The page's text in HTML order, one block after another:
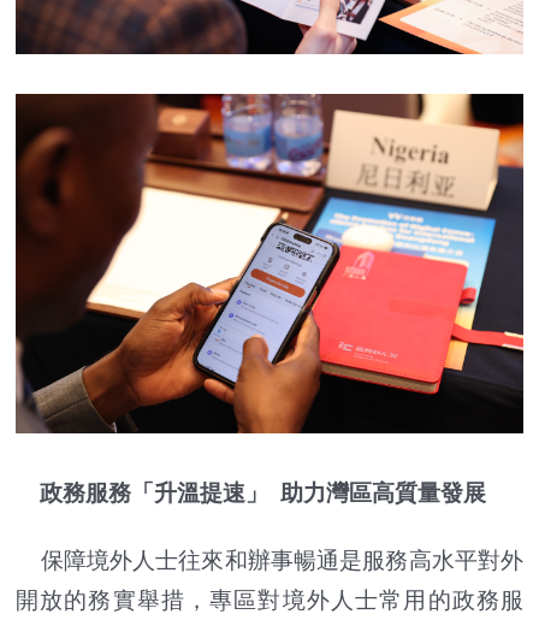
政務服務「升溫提速」 助力灣區高質量發展
保障境外人士往來和辦事暢通是服務高水平對外
開放的務實舉措，專區對境外人士常用的政務服